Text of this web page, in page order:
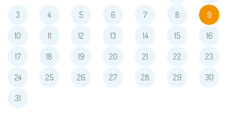
3 4 5 6 7 8 9
10 11 12 13 14 15 16
17 18 19 20 21 22 23
24 25 26 27 28 29 30
31